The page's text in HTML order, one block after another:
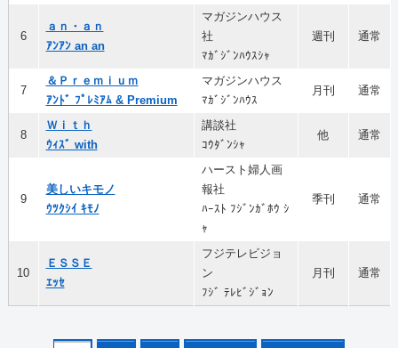
6
ａｎ・ａｎ
ｱﾝｱﾝ an an
マガジンハウス
社
ﾏｶﾞｼﾞﾝﾊｳｽｼｬ
週刊 通常
7
＆Ｐｒｅｍｉｕｍ
ｱﾝﾄﾞ ﾌﾟﾚﾐｱﾑ & Premium
マガジンハウス
ﾏｶﾞｼﾞﾝﾊｳｽ
月刊 通常
8
Ｗｉｔｈ
ｳｨｽﾞ with
講談社
ｺｳﾀﾞﾝｼｬ
他 通常
9
美しいキモノ
ｳﾂｸｼｲ ｷﾓﾉ
ハースト婦人画
報社
ﾊｰｽﾄ ﾌｼﾞﾝｶﾞﾎｳ ｼ
ｬ
季刊 通常
10
ＥＳＳＥ
ｴｯｾ
フジテレビジョ
ン
ﾌｼﾞ ﾃﾚﾋﾞｼﾞｮﾝ
月刊 通常